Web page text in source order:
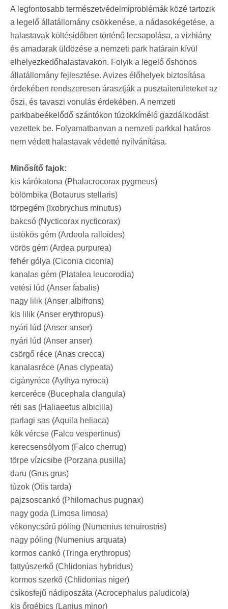
A legfontosabb természetvédelmiproblémák közé tartozik
a legelő állatállomány csökkenése, a nádasokégetése, a
halastavak költésidőben történő lecsapolása, a vízhiány
és amadarak üldözése a nemzeti park határain kívül
elhelyezkedőhalastavakon. Folyik a legelő őshonos
állatállomány fejlesztése. Avizes élőhelyek biztosítása
érdekében rendszeresen árasztják a pusztaiterületeket az
őszi, és tavaszi vonulás érdekében. A nemzeti
parkbabeékelődő szántókon túzokkímélő gazdálkodást
vezettek be. Folyamatbanvan a nemzeti parkkal határos
nem védett halastavak védetté nyilvánítása.
Minősítő fajok:
kis kárókatona (Phalacrocorax pygmeus)
bölömbika (Botaurus stellaris)
törpegém (Ixobrychus minutus)
bakcsó (Nycticorax nycticorax)
üstökös gém (Ardeola ralloides)
vörös gém (Ardea purpurea)
fehér gólya (Ciconia ciconia)
kanalas gém (Platalea leucorodia)
vetési lúd (Anser fabalis)
nagy lilik (Anser albifrons)
kis lilik (Anser erythropus)
nyári lúd (Anser anser)
nyári lúd (Anser anser)
csörgő réce (Anas crecca)
kanalasréce (Anas clypeata)
cigányréce (Aythya nyroca)
kerceréce (Bucephala clangula)
réti sas (Haliaeetus albicilla)
parlagi sas (Aquila heliaca)
kék vércse (Falco vespertinus)
kerecsensólyom (Falco cherrug)
törpe vízicsibe (Porzana pusilla)
daru (Grus grus)
túzok (Otis tarda)
pajzsoscankó (Philomachus pugnax)
nagy goda (Limosa limosa)
vékonycsőrű póling (Numenius tenuirostris)
nagy póling (Numenius arquata)
kormos cankó (Tringa erythropus)
fattyúszerkő (Chlidonias hybridus)
kormos szerkő (Chlidonias niger)
csíkosfejű nádiposzáta (Acrocephalus paludicola)
kis őrgébics (Lanius minor)